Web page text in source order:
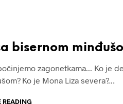
bisernom
zagonetkama... Ko je
Ko je Mona Liza severa?…
READING